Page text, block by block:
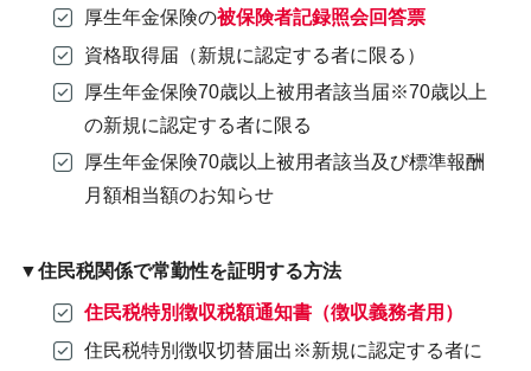
厚生年金保険の被保険者記録照会回答票
資格取得届（新規に認定する者に限る）
厚生年金保険70歳以上被用者該当届※70歳以上
の新規に認定する者に限る
厚生年金保険70歳以上被用者該当及び標準報酬
月額相当額のお知らせ
▼住民税関係で常勤性を証明する方法
住民税特別徴収税額通知書（徴収義務者用）
住民税特別徴収切替届出※新規に認定する者に